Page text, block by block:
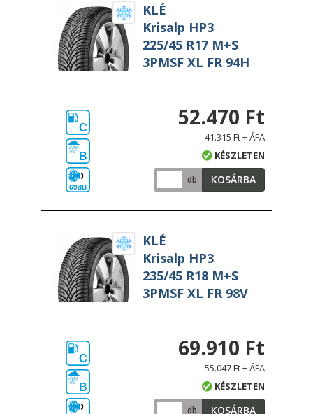
KLÉ
Krisalp HP3
225/45 R17 M+S
3PMSF XL FR 94H
C
B
69dB
52.470 Ft
41.315 Ft + ÁFA
KÉSZLETEN
db KOSÁRBA
KLÉ
Krisalp HP3
235/45 R18 M+S
3PMSF XL FR 98V
C
B
69.910 Ft
55.047 Ft + ÁFA
KÉSZLETEN
db KOSÁRBA